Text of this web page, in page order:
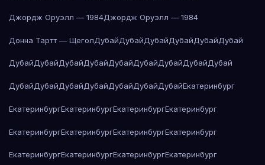
Джордж Оруэлл — 1984Джордж Оруэлл — 1984
Донна Тартт — ЩеголДубайДубайДубайДубайДубайДубай
ДубайДубайДубайДубайДубайДубайДубайДубайДубай
ДубайДубайДубайДубайДубайДубайДубайЕкатеринбург
ЕкатеринбургЕкатеринбургЕкатеринбургЕкатеринбург
ЕкатеринбургЕкатеринбургЕкатеринбургЕкатеринбург
ЕкатеринбургЕкатеринбургЕкатеринбургЕкатеринбург